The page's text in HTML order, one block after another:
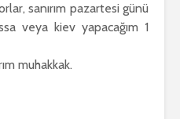
sanırım pazartesi günü
veya kiev yapacağım 1
muhakkak.